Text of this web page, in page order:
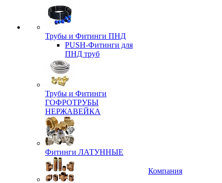
Трубы и Фитинги ПНД
PUSH-Фитинги для
ПНД труб
Трубы и Фитинги
ГОФРОТРУБЫ
НЕРЖАВЕЙКА
Фитинги ЛАТУННЫЕ
Компания